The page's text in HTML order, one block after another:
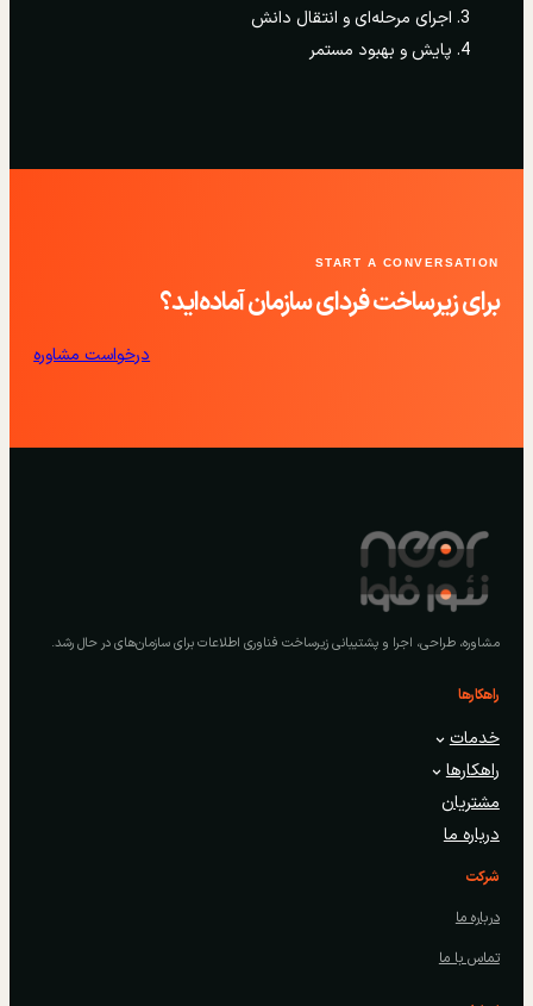
اجرای مرحله‌ای و انتقال دانش
پایش و بهبود مستمر
START A CONVERSATION
برای زیرساخت فردای سازمان آماده‌اید؟
درخواست مشاوره
مشاوره، طراحی، اجرا و پشتیبانی زیرساخت فناوری اطلاعات برای سازمان‌های در حال رشد.
راهکارها
خدمات
راهکارها
مشتریان
درباره ما
شرکت
درباره ما
تماس با ما